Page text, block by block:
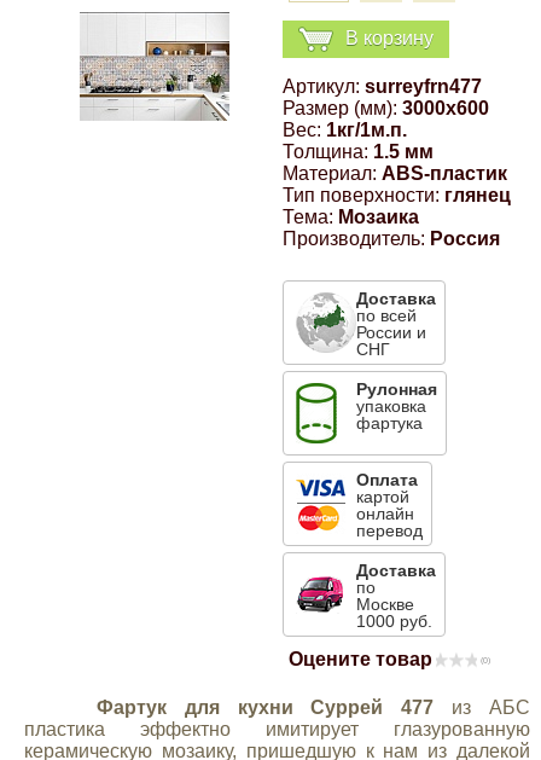
В корзину
Артикул: surreyfrn477
Размер (мм): 3000x600
Вес: 1кг/1м.п.
Толщина: 1.5 мм
Материал: ABS-пластик
Тип поверхности: глянец
Тема: Мозаика
Производитель: Россия
Доставка
по всей
России и
СНГ
Рулонная
упаковка
фартука
Оплата
картой
онлайн
перевод
Доставка
по
Москве
1000 руб.
Оцените товар (0)
Фартук для кухни Суррей 477 из АБС
пластика эффектно имитирует глазурованную
керамическую мозаику, пришедшую к нам из далекой
Компрессионные фитинги Poliext
Hyundai
Флуоресцентные краски
Шпатлевки, штукатурки
Эмали универсальные акриловые
Магнитные панели на холодильник